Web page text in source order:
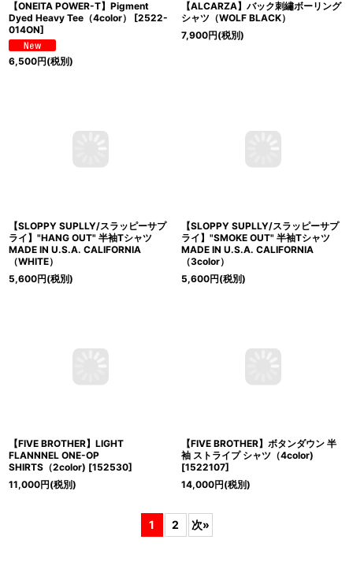
【ONEITA POWER-T】Pigment
Dyed Heavy Tee（4color）
[2522-
014ON]
6,500円(税別)
【ALCARZA】バック刺繡ボーリング
シャツ（WOLF BLACK）
7,900円(税別)
【SLOPPY SUPLLY/スラッピーサプ
ライ】"HANG OUT" 半袖Tシャツ
MADE IN U.S.A. CALIFORNIA
（WHITE）
5,600円(税別)
【SLOPPY SUPLLY/スラッピーサプ
ライ】"SMOKE OUT" 半袖Tシャツ
MADE IN U.S.A. CALIFORNIA
（3color）
5,600円(税別)
【FIVE BROTHER】LIGHT
FLANNNEL ONE-OP
SHIRTS（2color) [152530]
11,000円(税別)
【FIVE BROTHER】ボタンダウン 半
袖 ストライプ シャツ（4color)
[1522107]
14,000円(税別)
1 2 次»